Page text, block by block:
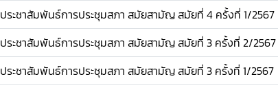
ประชาสัมพันธ์การประชุมสภา สมัยสามัญ สมัยที่ 4 ครั้งที่ 1/2567
ประชาสัมพันธ์การประชุมสภา สมัยสามัญ สมัยที่ 3 ครั้งที่ 2/2567
ประชาสัมพันธ์การประชุมสภา สมัยสามัญ สมัยที่ 3 ครั้งที่ 1/2567